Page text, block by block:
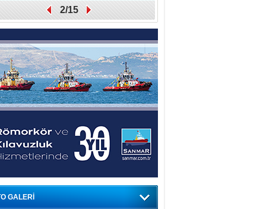
komedyenler…
2/15
GALERİ